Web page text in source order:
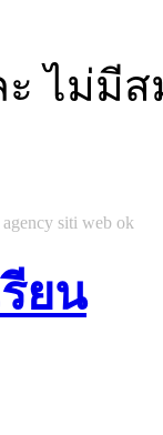
ะ ไม่มี
siti web ok
ยน